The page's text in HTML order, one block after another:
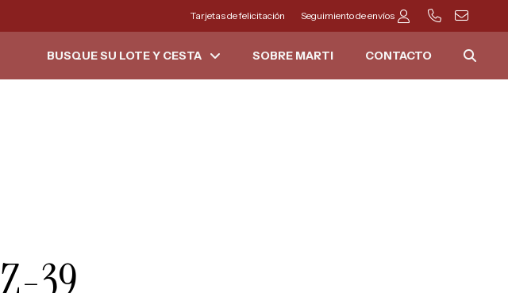
Tarjetas de felicitación Seguimiento de envíos
BUSQUE SU LOTE Y CESTA SOBRE MARTI CONTACTO